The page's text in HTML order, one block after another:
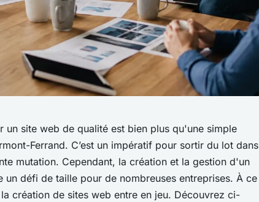
un site web de qualité est bien plus qu'une simple
Ferrand. C’est un impératif pour sortir du lot dans
mutation. Cependant, la création et la gestion d'un
un défi de taille pour de nombreuses entreprises. À ce
création de sites web entre en jeu. Découvrez ci-